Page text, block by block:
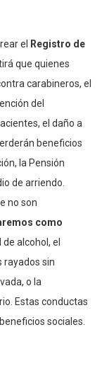
el
Registro de
que quienes
carabineros, el
del
el daño a
beneficios
la Pensión
de arriendo.
no son
como
alcohol, el
rayados sin
o la
Estas conductas
sociales.